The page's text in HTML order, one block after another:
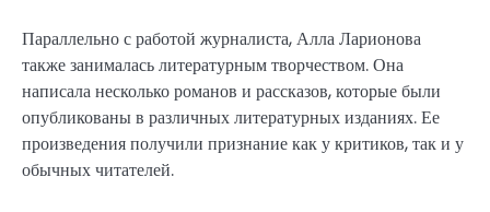
Параллельно с работой журналиста, Алла Ларионова
также занималась литературным творчеством. Она
написала несколько романов и рассказов, которые были
опубликованы в различных литературных изданиях. Ее
произведения получили признание как у критиков, так и у
обычных читателей.